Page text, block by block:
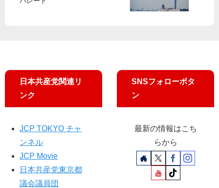
日本共産党関連リ
ンク
JCP TOKYO チャ
ンネル
JCP Movie
日本共産党東京都
議会議員団
SNSフォローボタ
ン
最新の情報はこち
らから